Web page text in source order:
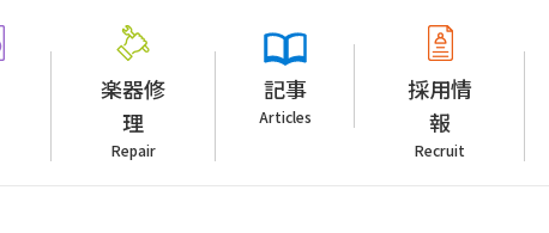
楽器修
理
Repair
記事
Articles
採用情
報
Recruit